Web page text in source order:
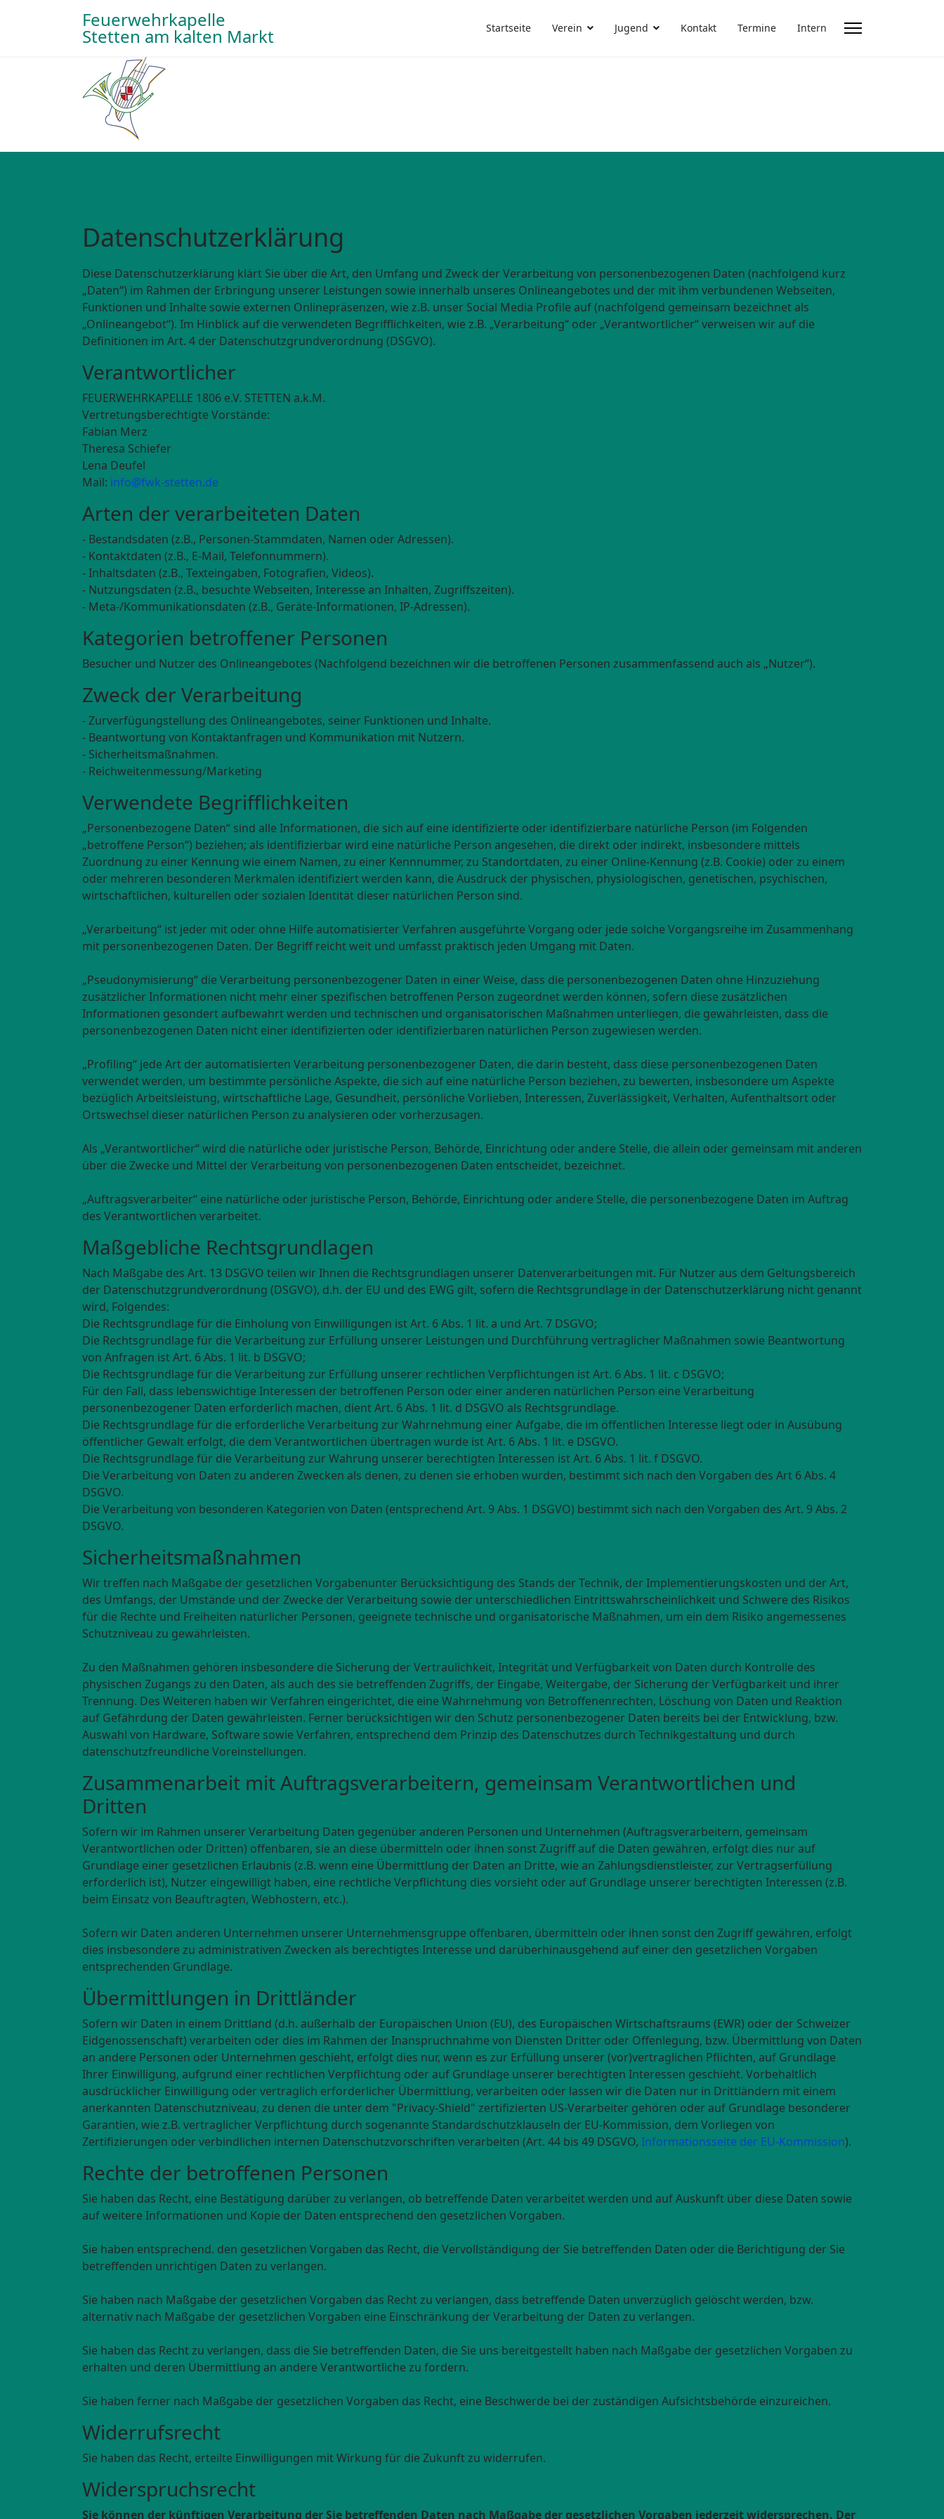
Feuerwehrkapelle
Stetten am kalten Markt Startseite Verein Jugend Kontakt Termine Intern
Datenschutzerklärung
Diese Datenschutzerklärung klärt Sie über die Art, den Umfang und Zweck der Verarbeitung von personenbezogenen Daten (nachfolgend kurz
„Daten“) im Rahmen der Erbringung unserer Leistungen sowie innerhalb unseres Onlineangebotes und der mit ihm verbundenen Webseiten,
Funktionen und Inhalte sowie externen Onlinepräsenzen, wie z.B. unser Social Media Profile auf (nachfolgend gemeinsam bezeichnet als
„Onlineangebot“). Im Hinblick auf die verwendeten Begrifflichkeiten, wie z.B. „Verarbeitung“ oder „Verantwortlicher“ verweisen wir auf die
Definitionen im Art. 4 der Datenschutzgrundverordnung (DSGVO).
Verantwortlicher
FEUERWEHRKAPELLE 1806 e.V. STETTEN a.k.M.
Vertretungsberechtigte Vorstände:
Fabian Merz
Theresa Schiefer
Lena Deufel
Mail: info@fwk-stetten.de
Arten der verarbeiteten Daten
- Bestandsdaten (z.B., Personen-Stammdaten, Namen oder Adressen).
- Kontaktdaten (z.B., E-Mail, Telefonnummern).
- Inhaltsdaten (z.B., Texteingaben, Fotografien, Videos).
- Nutzungsdaten (z.B., besuchte Webseiten, Interesse an Inhalten, Zugriffszeiten).
- Meta-/Kommunikationsdaten (z.B., Geräte-Informationen, IP-Adressen).
Kategorien betroffener Personen
Besucher und Nutzer des Onlineangebotes (Nachfolgend bezeichnen wir die betroffenen Personen zusammenfassend auch als „Nutzer“).
Zweck der Verarbeitung
- Zurverfügungstellung des Onlineangebotes, seiner Funktionen und Inhalte.
- Beantwortung von Kontaktanfragen und Kommunikation mit Nutzern.
- Sicherheitsmaßnahmen.
- Reichweitenmessung/Marketing
Verwendete Begrifflichkeiten
„Personenbezogene Daten“ sind alle Informationen, die sich auf eine identifizierte oder identifizierbare natürliche Person (im Folgenden
„betroffene Person“) beziehen; als identifizierbar wird eine natürliche Person angesehen, die direkt oder indirekt, insbesondere mittels
Zuordnung zu einer Kennung wie einem Namen, zu einer Kennnummer, zu Standortdaten, zu einer Online-Kennung (z.B. Cookie) oder zu einem
oder mehreren besonderen Merkmalen identifiziert werden kann, die Ausdruck der physischen, physiologischen, genetischen, psychischen,
wirtschaftlichen, kulturellen oder sozialen Identität dieser natürlichen Person sind.
„Verarbeitung“ ist jeder mit oder ohne Hilfe automatisierter Verfahren ausgeführte Vorgang oder jede solche Vorgangsreihe im Zusammenhang
mit personenbezogenen Daten. Der Begriff reicht weit und umfasst praktisch jeden Umgang mit Daten.
„Pseudonymisierung“ die Verarbeitung personenbezogener Daten in einer Weise, dass die personenbezogenen Daten ohne Hinzuziehung
zusätzlicher Informationen nicht mehr einer spezifischen betroffenen Person zugeordnet werden können, sofern diese zusätzlichen
Informationen gesondert aufbewahrt werden und technischen und organisatorischen Maßnahmen unterliegen, die gewährleisten, dass die
personenbezogenen Daten nicht einer identifizierten oder identifizierbaren natürlichen Person zugewiesen werden.
„Profiling“ jede Art der automatisierten Verarbeitung personenbezogener Daten, die darin besteht, dass diese personenbezogenen Daten
verwendet werden, um bestimmte persönliche Aspekte, die sich auf eine natürliche Person beziehen, zu bewerten, insbesondere um Aspekte
bezüglich Arbeitsleistung, wirtschaftliche Lage, Gesundheit, persönliche Vorlieben, Interessen, Zuverlässigkeit, Verhalten, Aufenthaltsort oder
Ortswechsel dieser natürlichen Person zu analysieren oder vorherzusagen.
Als „Verantwortlicher“ wird die natürliche oder juristische Person, Behörde, Einrichtung oder andere Stelle, die allein oder gemeinsam mit anderen
über die Zwecke und Mittel der Verarbeitung von personenbezogenen Daten entscheidet, bezeichnet.
„Auftragsverarbeiter“ eine natürliche oder juristische Person, Behörde, Einrichtung oder andere Stelle, die personenbezogene Daten im Auftrag
des Verantwortlichen verarbeitet.
Maßgebliche Rechtsgrundlagen
Nach Maßgabe des Art. 13 DSGVO teilen wir Ihnen die Rechtsgrundlagen unserer Datenverarbeitungen mit. Für Nutzer aus dem Geltungsbereich
der Datenschutzgrundverordnung (DSGVO), d.h. der EU und des EWG gilt, sofern die Rechtsgrundlage in der Datenschutzerklärung nicht genannt
wird, Folgendes:
Die Rechtsgrundlage für die Einholung von Einwilligungen ist Art. 6 Abs. 1 lit. a und Art. 7 DSGVO;
Die Rechtsgrundlage für die Verarbeitung zur Erfüllung unserer Leistungen und Durchführung vertraglicher Maßnahmen sowie Beantwortung
von Anfragen ist Art. 6 Abs. 1 lit. b DSGVO;
Die Rechtsgrundlage für die Verarbeitung zur Erfüllung unserer rechtlichen Verpflichtungen ist Art. 6 Abs. 1 lit. c DSGVO;
Für den Fall, dass lebenswichtige Interessen der betroffenen Person oder einer anderen natürlichen Person eine Verarbeitung
personenbezogener Daten erforderlich machen, dient Art. 6 Abs. 1 lit. d DSGVO als Rechtsgrundlage.
Die Rechtsgrundlage für die erforderliche Verarbeitung zur Wahrnehmung einer Aufgabe, die im öffentlichen Interesse liegt oder in Ausübung
öffentlicher Gewalt erfolgt, die dem Verantwortlichen übertragen wurde ist Art. 6 Abs. 1 lit. e DSGVO.
Die Rechtsgrundlage für die Verarbeitung zur Wahrung unserer berechtigten Interessen ist Art. 6 Abs. 1 lit. f DSGVO.
Die Verarbeitung von Daten zu anderen Zwecken als denen, zu denen sie erhoben wurden, bestimmt sich nach den Vorgaben des Art 6 Abs. 4
DSGVO.
Die Verarbeitung von besonderen Kategorien von Daten (entsprechend Art. 9 Abs. 1 DSGVO) bestimmt sich nach den Vorgaben des Art. 9 Abs. 2
DSGVO.
Sicherheitsmaßnahmen
Wir treffen nach Maßgabe der gesetzlichen Vorgabenunter Berücksichtigung des Stands der Technik, der Implementierungskosten und der Art,
des Umfangs, der Umstände und der Zwecke der Verarbeitung sowie der unterschiedlichen Eintrittswahrscheinlichkeit und Schwere des Risikos
für die Rechte und Freiheiten natürlicher Personen, geeignete technische und organisatorische Maßnahmen, um ein dem Risiko angemessenes
Schutzniveau zu gewährleisten.
Zu den Maßnahmen gehören insbesondere die Sicherung der Vertraulichkeit, Integrität und Verfügbarkeit von Daten durch Kontrolle des
physischen Zugangs zu den Daten, als auch des sie betreffenden Zugriffs, der Eingabe, Weitergabe, der Sicherung der Verfügbarkeit und ihrer
Trennung. Des Weiteren haben wir Verfahren eingerichtet, die eine Wahrnehmung von Betroffenenrechten, Löschung von Daten und Reaktion
auf Gefährdung der Daten gewährleisten. Ferner berücksichtigen wir den Schutz personenbezogener Daten bereits bei der Entwicklung, bzw.
Auswahl von Hardware, Software sowie Verfahren, entsprechend dem Prinzip des Datenschutzes durch Technikgestaltung und durch
datenschutzfreundliche Voreinstellungen.
Zusammenarbeit mit Auftragsverarbeitern, gemeinsam Verantwortlichen und
Dritten
Sofern wir im Rahmen unserer Verarbeitung Daten gegenüber anderen Personen und Unternehmen (Auftragsverarbeitern, gemeinsam
Verantwortlichen oder Dritten) offenbaren, sie an diese übermitteln oder ihnen sonst Zugriff auf die Daten gewähren, erfolgt dies nur auf
Grundlage einer gesetzlichen Erlaubnis (z.B. wenn eine Übermittlung der Daten an Dritte, wie an Zahlungsdienstleister, zur Vertragserfüllung
erforderlich ist), Nutzer eingewilligt haben, eine rechtliche Verpflichtung dies vorsieht oder auf Grundlage unserer berechtigten Interessen (z.B.
beim Einsatz von Beauftragten, Webhostern, etc.).
Sofern wir Daten anderen Unternehmen unserer Unternehmensgruppe offenbaren, übermitteln oder ihnen sonst den Zugriff gewähren, erfolgt
dies insbesondere zu administrativen Zwecken als berechtigtes Interesse und darüberhinausgehend auf einer den gesetzlichen Vorgaben
entsprechenden Grundlage.
Übermittlungen in Drittländer
Sofern wir Daten in einem Drittland (d.h. außerhalb der Europäischen Union (EU), des Europäischen Wirtschaftsraums (EWR) oder der Schweizer
Eidgenossenschaft) verarbeiten oder dies im Rahmen der Inanspruchnahme von Diensten Dritter oder Offenlegung, bzw. Übermittlung von Daten
an andere Personen oder Unternehmen geschieht, erfolgt dies nur, wenn es zur Erfüllung unserer (vor)vertraglichen Pflichten, auf Grundlage
Ihrer Einwilligung, aufgrund einer rechtlichen Verpflichtung oder auf Grundlage unserer berechtigten Interessen geschieht. Vorbehaltlich
ausdrücklicher Einwilligung oder vertraglich erforderlicher Übermittlung, verarbeiten oder lassen wir die Daten nur in Drittländern mit einem
anerkannten Datenschutzniveau, zu denen die unter dem "Privacy-Shield" zertifizierten US-Verarbeiter gehören oder auf Grundlage besonderer
Garantien, wie z.B. vertraglicher Verpflichtung durch sogenannte Standardschutzklauseln der EU-Kommission, dem Vorliegen von
Zertifizierungen oder verbindlichen internen Datenschutzvorschriften verarbeiten (Art. 44 bis 49 DSGVO, Informationsseite der EU-Kommission).
Rechte der betroffenen Personen
Sie haben das Recht, eine Bestätigung darüber zu verlangen, ob betreffende Daten verarbeitet werden und auf Auskunft über diese Daten sowie
auf weitere Informationen und Kopie der Daten entsprechend den gesetzlichen Vorgaben.
Sie haben entsprechend. den gesetzlichen Vorgaben das Recht, die Vervollständigung der Sie betreffenden Daten oder die Berichtigung der Sie
betreffenden unrichtigen Daten zu verlangen.
Sie haben nach Maßgabe der gesetzlichen Vorgaben das Recht zu verlangen, dass betreffende Daten unverzüglich gelöscht werden, bzw.
alternativ nach Maßgabe der gesetzlichen Vorgaben eine Einschränkung der Verarbeitung der Daten zu verlangen.
Sie haben das Recht zu verlangen, dass die Sie betreffenden Daten, die Sie uns bereitgestellt haben nach Maßgabe der gesetzlichen Vorgaben zu
erhalten und deren Übermittlung an andere Verantwortliche zu fordern.
Sie haben ferner nach Maßgabe der gesetzlichen Vorgaben das Recht, eine Beschwerde bei der zuständigen Aufsichtsbehörde einzureichen.
Widerrufsrecht
Sie haben das Recht, erteilte Einwilligungen mit Wirkung für die Zukunft zu widerrufen.
Widerspruchsrecht
Sie können der künftigen Verarbeitung der Sie betreffenden Daten nach Maßgabe der gesetzlichen Vorgaben jederzeit widersprechen. Der